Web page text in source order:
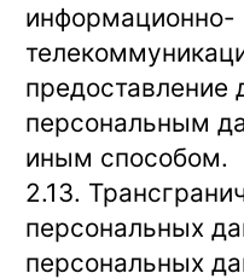
информационно-
предоставление
персональным
иным способом.
2.13.
персональных
персональных